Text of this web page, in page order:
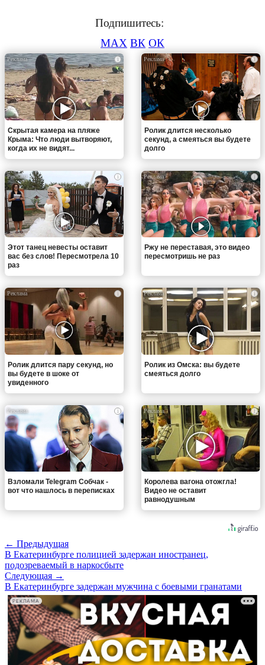
Подпишитесь:
MAX ВК ОК
i
Скрытая камера на пляже
Крыма: Что люди вытворяют,
когда их не видят...
i
Ролик длится несколько
секунд, а смеяться вы будете
долго
i
Этот танец невесты оставит
вас без слов! Пересмотрела 10
раз
i
Ржу не переставая, это видео
пересмотришь не раз
i
Ролик длится пару секунд, но
вы будете в шоке от
увиденного
i
Ролик из Омска: вы будете
смеяться долго
i
Взломали Telegram Собчак -
вот что нашлось в переписках
i
Королева вагона отожгла!
Видео не оставит
равнодушным
← Предыдущая
В Екатеринбурге полицией задержан иностранец,
подозреваемый в наркосбыте
Следующая →
В Екатеринбурге задержан мужчина с боевыми гранатами
РЕКЛАМА